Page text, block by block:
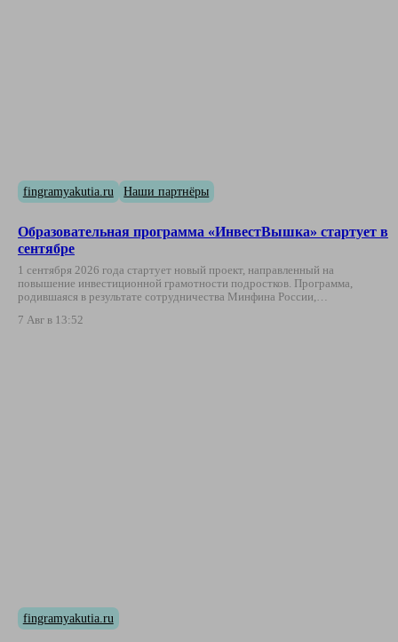
fingramyakutia.ru Наши партнёры
Образовательная программа «ИнвестВышка» стартует в
сентябре
1 сентября 2026 года стартует новый проект, направленный на
повышение инвестиционной грамотности подростков. Программа,
родившаяся в результате сотрудничества Минфина России,…
7 Авг в 13:52
fingramyakutia.ru